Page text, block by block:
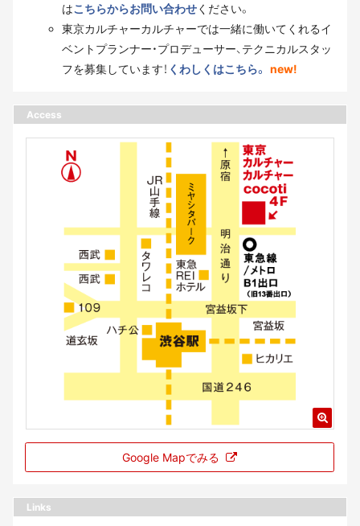
はこちらからお問い合わせください。
東京カルチャーカルチャーでは一緒に働いてくれるイ
ベントプランナー・プロデューサー、テクニカルスタッ
フを募集しています！ くわしくはこちら。 new!
Access
Google Mapでみる
Links